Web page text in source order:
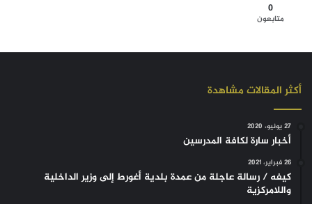
0
متابعون
أكثر المقالات مشاهدة
27 يونيو، 2020
أخبار سارة لكافة المدرسين
26 فبراير، 2021
كيفه / رسالة عاجلة من عمدة بلدية أغورط إلى وزير الداخلية
واللامركزية